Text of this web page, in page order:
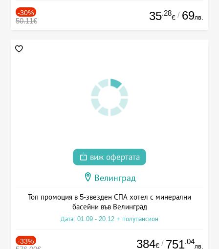
-30%
50.11€ 35.28
€ / 69лв.
виж офертата
Велинград
Топ промоция в 5-звезден СПА хотел с минерални
басейни във Велинград
Дата: 01.09 - 20.12 + полупансион
-33% 384€ / 751.04
лв.